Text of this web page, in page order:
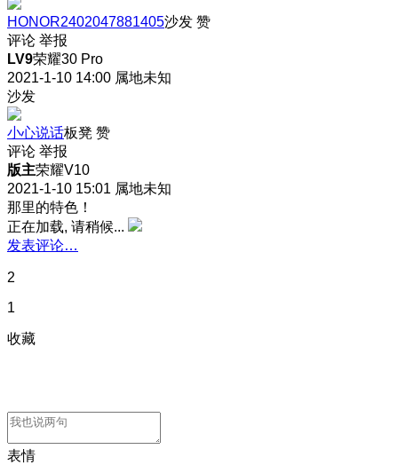
HONOR2402047881405沙发 赞
评论 举报
LV9荣耀30 Pro
2021-1-10 14:00 属地未知
沙发
小心说话板凳 赞
评论 举报
版主荣耀V10
2021-1-10 15:01 属地未知
那里的特色！
正在加载, 请稍候...
发表评论…
2
1
收藏
表情